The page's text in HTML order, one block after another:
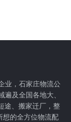
业，石家庄物流公
及全国各地大、
途、搬家迁厂，整
想的全方位物流配